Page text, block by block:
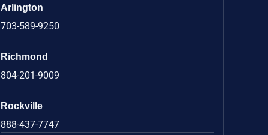
Arlington
703-589-9250
Richmond
804-201-9009
Rockville
888-437-7747